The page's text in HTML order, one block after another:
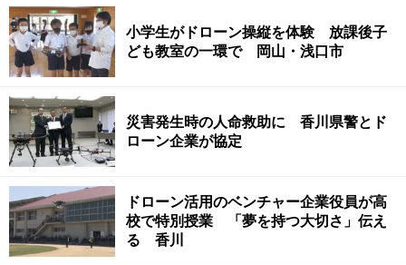
小学生がドローン操縦を体験 放課後子
ども教室の一環で 岡山・浅口市
災害発生時の人命救助に 香川県警とド
ローン企業が協定
ドローン活用のベンチャー企業役員が高
校で特別授業 「夢を持つ大切さ」伝え
る 香川